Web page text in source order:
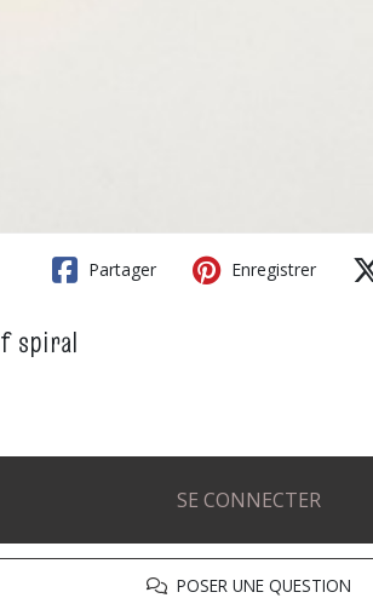
Partager Enregistrer
spiral
SE CONNECTER
POSER UNE QUESTION